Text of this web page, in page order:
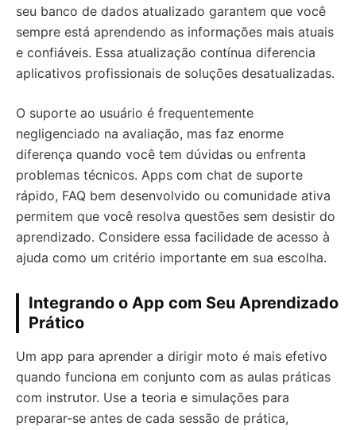
seu banco de dados atualizado garantem que você
sempre está aprendendo as informações mais atuais
e confiáveis. Essa atualização contínua diferencia
aplicativos profissionais de soluções desatualizadas.
O suporte ao usuário é frequentemente
negligenciado na avaliação, mas faz enorme
diferença quando você tem dúvidas ou enfrenta
problemas técnicos. Apps com chat de suporte
rápido, FAQ bem desenvolvido ou comunidade ativa
permitem que você resolva questões sem desistir do
aprendizado. Considere essa facilidade de acesso à
ajuda como um critério importante em sua escolha.
Integrando o App com Seu Aprendizado
Prático
Um app para aprender a dirigir moto é mais efetivo
quando funciona em conjunto com as aulas práticas
com instrutor. Use a teoria e simulações para
preparar-se antes de cada sessão de prática,